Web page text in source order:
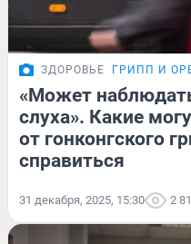
ЗДОРОВЬЕ ГРИПП И
«Может
слуха». Какие
от гонконгского
справиться
31 декабря, 2025, 15:30 2